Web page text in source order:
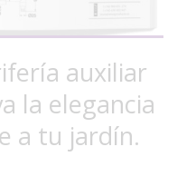
auxiliar
la elegancia
a tu jardín.